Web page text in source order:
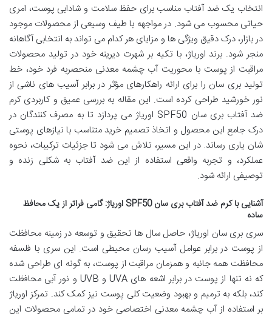
انتخاب یک ضد آفتاب مناسب برای حفظ سلامت و شادابی پوست، امری
حیاتی محسوب می شود. در مواجهه با طیف وسیعی از محصولات موجود
در بازار، درک دقیق ویژگی ها و مزایای هر کدام می تواند به انتخابی آگاهانه
منجر شود. برند اوریاژ، با تکیه بر شهرت دیرینه خود در تولید محصولات
مراقبت از پوست با محوریت آب چشمه معدنی منحصربه فرد خود، خط
تولید بری سان را برای ارائه راهکارهای مؤثر در برابر آسیب های ناشی از
نور خورشید طراحی کرده است. این مقاله به بررسی عمیق و کاربردی کرم
ضد آفتاب بری سان SPF50 اوریاژ می پردازد تا به مصرف کنندگان در
درک جامع این محصول و اتخاذ تصمیم خرید متناسب با نیازهای پوستی
شان یاری رساند. در این مسیر، تلاش می شود تا جزئیات ترکیبات، نحوه
عملکرد، و تجربه واقعی استفاده از این ضد آفتاب به شکلی زنده و
توصیفی ارائه شود.
آشنایی با کرم ضد آفتاب بری سان SPF50 اوریاژ: گامی فراتر از یک محافظ
ساده
سری بری سان اوریاژ، حاصل سال ها تحقیق و توسعه در زمینه محافظت
از پوست در برابر عوامل آسیب رسان محیطی است. این سری با فلسفه
محافظت همه جانبه و همزمان مراقبت از پوست، به گونه ای طراحی شده
که نه تنها از پوست در برابر اشعه های UVA و UVB و نور آبی محافظت
کند، بلکه به ترمیم و بهبود وضعیت کلی پوست نیز کمک کند. تمرکز اوریاژ
بر استفاده از آب چشمه معدنی اختصاصی خود در تمامی محصولات این